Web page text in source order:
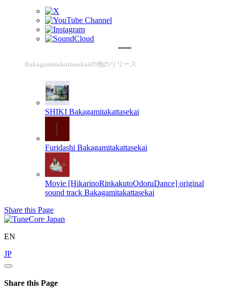
Bakagamitakattasekaiの他のリリース
SHIKI Bakagamitakattasekai
Furidashi Bakagamitakattasekai
Movie [HikarinoRinkakutoOdoruDance] original
sound track Bakagamitakattasekai
Share this Page
EN
JP
Share this Page